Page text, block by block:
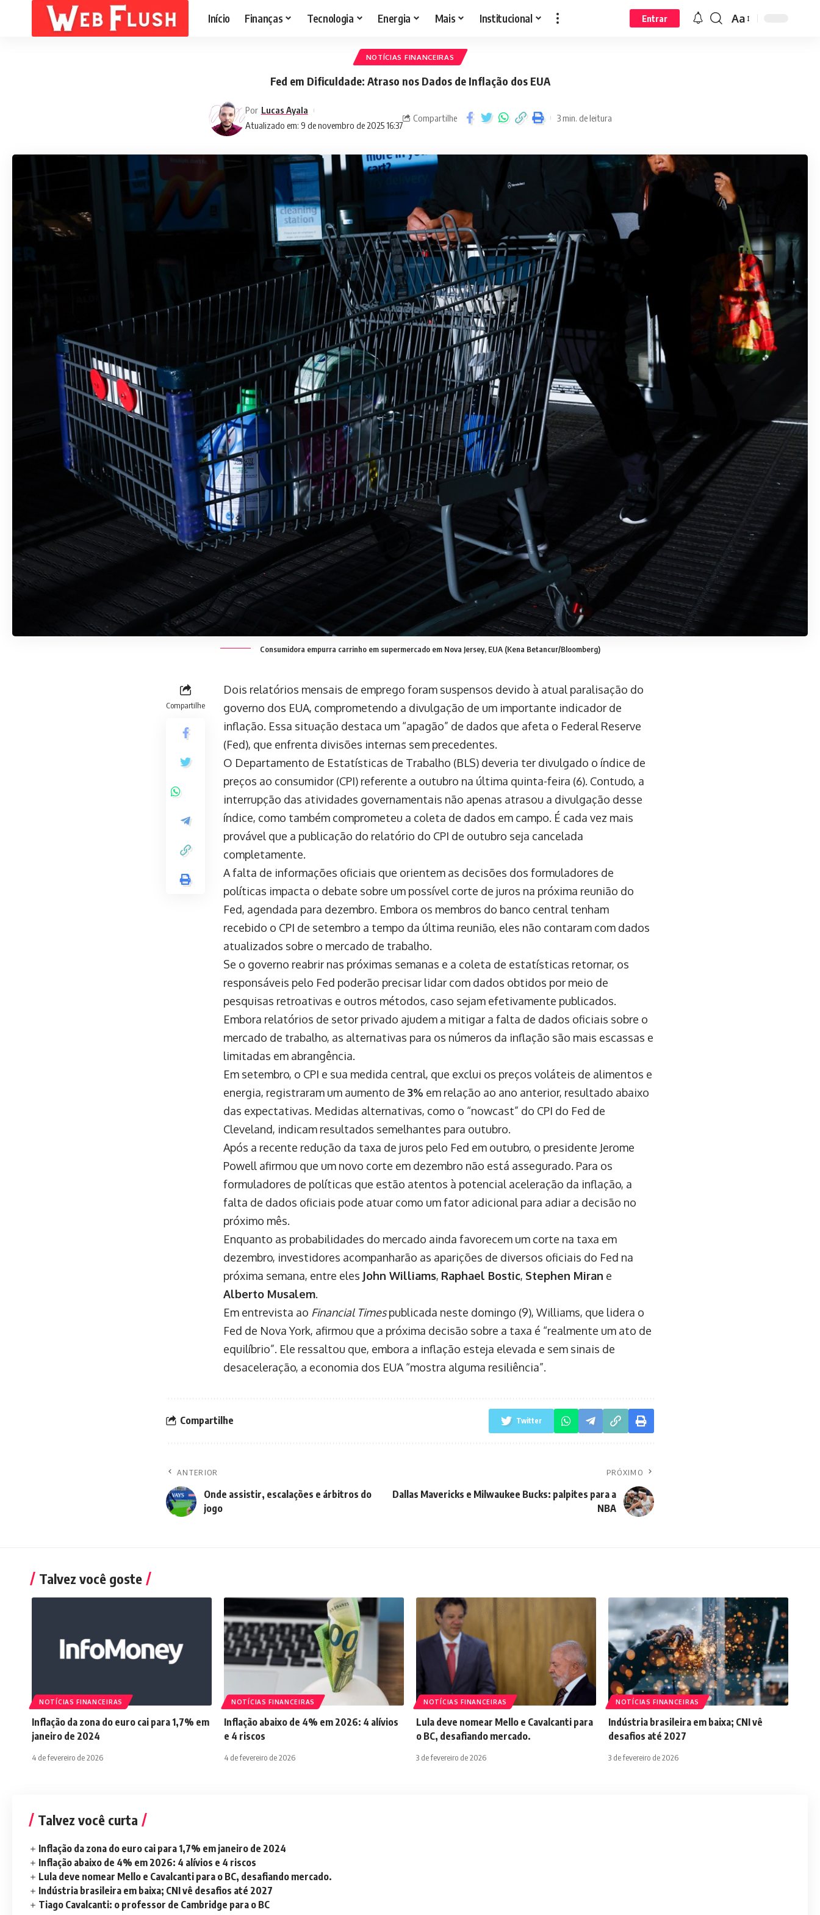
Início Finanças Tecnologia Energia Mais Institucional Entrar Aa
NOTÍCIAS FINANCEIRAS
Fed em Dificuldade: Atraso nos Dados de Inflação dos EUA
Atualizado em: 9 de novembro de 2025 16:37
Por Lucas Ayala
Compartilhe 3 min. de leitura
Consumidora empurra carrinho em supermercado em Nova Jersey, EUA (Kena Betancur/Bloomberg)
Compartilhe
Dois relatórios mensais de emprego foram suspensos devido à atual paralisação do
governo dos EUA, comprometendo a divulgação de um importante indicador de
inflação. Essa situação destaca um “apagão” de dados que afeta o Federal Reserve
(Fed), que enfrenta divisões internas sem precedentes.
O Departamento de Estatísticas de Trabalho (BLS) deveria ter divulgado o índice de
preços ao consumidor (CPI) referente a outubro na última quinta-feira (6). Contudo, a
interrupção das atividades governamentais não apenas atrasou a divulgação desse
índice, como também comprometeu a coleta de dados em campo. É cada vez mais
provável que a publicação do relatório do CPI de outubro seja cancelada
completamente.
A falta de informações oficiais que orientem as decisões dos formuladores de
políticas impacta o debate sobre um possível corte de juros na próxima reunião do
Fed, agendada para dezembro. Embora os membros do banco central tenham
recebido o CPI de setembro a tempo da última reunião, eles não contaram com dados
atualizados sobre o mercado de trabalho.
Se o governo reabrir nas próximas semanas e a coleta de estatísticas retornar, os
responsáveis pelo Fed poderão precisar lidar com dados obtidos por meio de
pesquisas retroativas e outros métodos, caso sejam efetivamente publicados.
Embora relatórios de setor privado ajudem a mitigar a falta de dados oficiais sobre o
mercado de trabalho, as alternativas para os números da inflação são mais escassas e
limitadas em abrangência.
Em setembro, o CPI e sua medida central, que exclui os preços voláteis de alimentos e
energia, registraram um aumento de 3% em relação ao ano anterior, resultado abaixo
das expectativas. Medidas alternativas, como o “nowcast” do CPI do Fed de
Cleveland, indicam resultados semelhantes para outubro.
Após a recente redução da taxa de juros pelo Fed em outubro, o presidente Jerome
Powell afirmou que um novo corte em dezembro não está assegurado. Para os
formuladores de políticas que estão atentos à potencial aceleração da inflação, a
falta de dados oficiais pode atuar como um fator adicional para adiar a decisão no
próximo mês.
Enquanto as probabilidades do mercado ainda favorecem um corte na taxa em
dezembro, investidores acompanharão as aparições de diversos oficiais do Fed na
próxima semana, entre eles John Williams, Raphael Bostic, Stephen Miran e
Alberto Musalem.
Em entrevista ao Financial Timespublicada neste domingo (9), Williams, que lidera o
Fed de Nova York, afirmou que a próxima decisão sobre a taxa é “realmente um ato de
equilíbrio”. Ele ressaltou que, embora a inflação esteja elevada e sem sinais de
desaceleração, a economia dos EUA “mostra alguma resiliência”.
Compartilhe Twitter
ANTERIOR
Onde assistir, escalações e árbitros do
jogo
PRÓXIMO
Dallas Mavericks e Milwaukee Bucks: palpites para a
NBA
Talvez você goste
NOTÍCIAS FINANCEIRAS
Inflação da zona do euro cai para 1,7% em
janeiro de 2024
4 de fevereiro de 2026
NOTÍCIAS FINANCEIRAS
Inflação abaixo de 4% em 2026: 4 alívios
e 4 riscos
4 de fevereiro de 2026
NOTÍCIAS FINANCEIRAS
Lula deve nomear Mello e Cavalcanti para
o BC, desafiando mercado.
3 de fevereiro de 2026
NOTÍCIAS FINANCEIRAS
Indústria brasileira em baixa; CNI vê
desafios até 2027
3 de fevereiro de 2026
Talvez você curta
Inflação da zona do euro cai para 1,7% em janeiro de 2024
Inflação abaixo de 4% em 2026: 4 alívios e 4 riscos
Lula deve nomear Mello e Cavalcanti para o BC, desafiando mercado.
Indústria brasileira em baixa; CNI vê desafios até 2027
Tiago Cavalcanti: o professor de Cambridge para o BC